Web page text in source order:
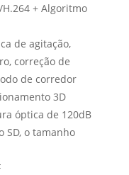
+ Algoritmo
de agitação,
correção de
de corredor
3D
óptica de 120dB
SD, o tamanho